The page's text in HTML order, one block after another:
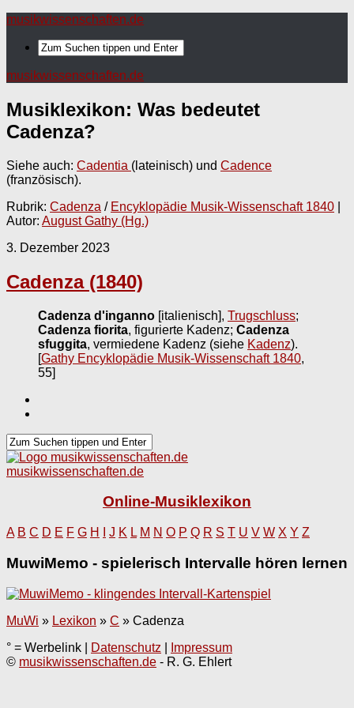
musikwissenschaften.de
musikwissenschaften.de
Musiklexikon: Was bedeutet
Cadenza?
Siehe auch: Cadentia (lateinisch) und Cadence
(französisch).
Rubrik: Cadenza / Encyklopädie Musik-Wissenschaft 1840
Autor: August Gathy (Hg.)
3. Dezember 2023
Cadenza (1840)
Cadenza d'inganno [italienisch], Trugschluss;
Cadenza fiorita, figurierte Kadenz; Cadenza
sfuggita, vermiedene Kadenz (siehe Kadenz).
[Gathy Encyklopädie Musik-Wissenschaft 1840,
55]
musikwissenschaften.de
Online-Musiklexikon
A B C D E F G H J K L M N O P Q R S T U V W X Y Z
MuwiMemo - spielerisch Intervalle hören lernen
MuWi » Lexikon » C » Cadenza
° = Werbelink |
Datenschutz
Impressum
© musikwissenschaften.de - R. G. Ehlert